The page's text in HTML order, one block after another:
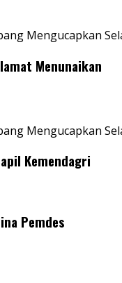
Mengucapkan
Menunaikan
Mengucapkan
Kemendagri
Pemdes